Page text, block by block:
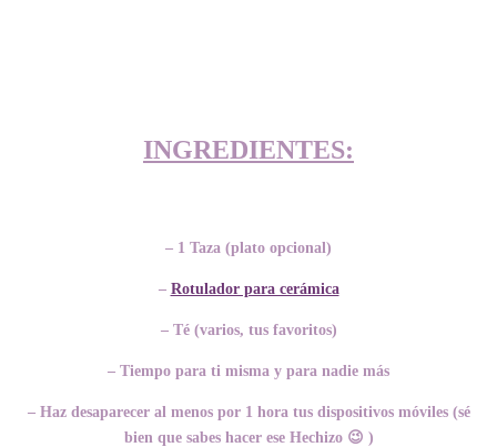
INGREDIENTES:
– 1 Taza (plato opcional)
– Rotulador para cerámica
– Té (varios, tus favoritos)
– Tiempo para ti misma y para nadie más
– Haz desaparecer al menos por 1 hora tus dispositivos móviles (sé
bien que sabes hacer ese Hechizo 😉 )